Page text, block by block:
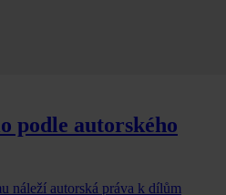
podle autorského
náleží autorská práva k dílům